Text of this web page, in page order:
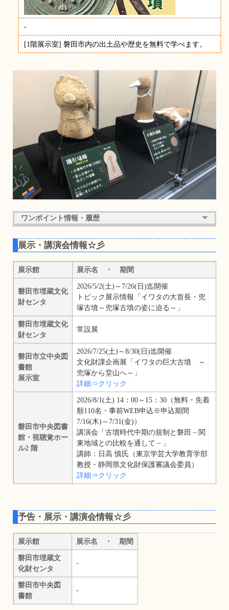
-
[1階展示室] 磐田市内の出土品や歴史を無料で学べます。
ワンポイント情報・履歴
展示・講演会情報☆彡
展示館 展示名 ・ 期間
磐田市埋蔵文化
財センタ
2026/5/2(土)～7/26(日)迄開催
トピック展示情報「イワタの大首長・兜
塚古墳～兜塚古墳の姿に迫る～」
磐田市埋蔵文化
財センタ
常設展
磐田市立中央図
書館
展示室
2026/7/25(土)～8/30(日)迄開催
文化財課企画展「イワタの巨大古墳 ～
兜塚から堂山へ～」
詳細⇒クリック
磐田市中央図書
館・視聴覚ホー
ル2 階
2026/8/1(土) 14：00～15：30（無料・先着
順110名・事前WEB申込※申込期間
7/16(木)～7/31(金)）
講演会「古墳時代中期の規制と磐田－関
東地域との比較を通して－」
講師：日高 慎氏（東京学芸大学教育学部
教授・静岡県文化財保護審議会委員）
詳細⇒クリック
予告・展示・講演会情報☆彡
展示館 展示名 ・ 期間
磐田市埋蔵文
化財センタ
-
磐田市中央図
書館
-